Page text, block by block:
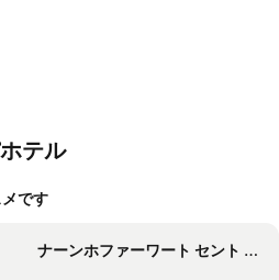
テル
です
ナーンホファーワート セント ヤコブ イン ヴァルデ